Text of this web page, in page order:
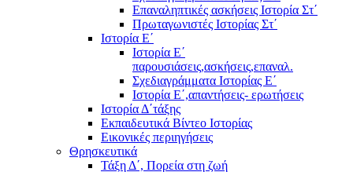
Επαναληπτικές ασκήσεις Ιστορία Στ΄
Πρωταγωνιστές Ιστορίας Στ΄
Ιστορία Ε΄
Ιστορία Ε΄
παρουσιάσεις,ασκήσεις,επαναλ.
Σχεδιαγράμματα Ιστορίας Ε΄
Ιστορία Ε΄,απαντήσεις- ερωτήσεις
Ιστορία Δ΄τάξης
Εκπαιδευτικά Βίντεο Ιστορίας
Εικονικές περιηγήσεις
Θρησκευτικά
Τάξη Δ΄, Πορεία στη ζωή